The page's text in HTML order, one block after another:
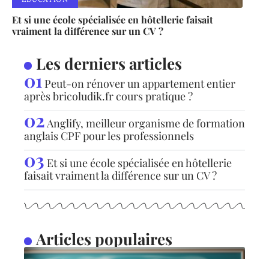
Et si une école spécialisée en hôtellerie faisait
vraiment la différence sur un CV ?
Les derniers articles
Peut-on rénover un appartement entier
après bricoludik.fr cours pratique ?
Anglify, meilleur organisme de formation
anglais CPF pour les professionnels
Et si une école spécialisée en hôtellerie
faisait vraiment la différence sur un CV ?
Articles populaires